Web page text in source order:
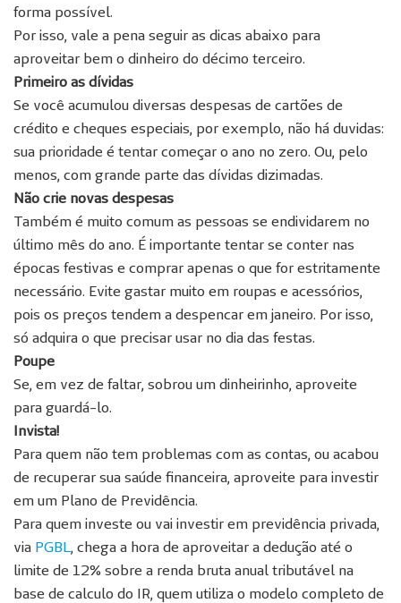
forma possível.
Por isso, vale a pena seguir as dicas abaixo para
aproveitar bem o dinheiro do décimo terceiro.
Primeiro as dívidas
Se você acumulou diversas despesas de cartões de
crédito e cheques especiais, por exemplo, não há duvidas:
sua prioridade é tentar começar o ano no zero. Ou, pelo
menos, com grande parte das dívidas dizimadas.
Não crie novas despesas
Também é muito comum as pessoas se endividarem no
último mês do ano. É importante tentar se conter nas
épocas festivas e comprar apenas o que for estritamente
necessário. Evite gastar muito em roupas e acessórios,
pois os preços tendem a despencar em janeiro. Por isso,
só adquira o que precisar usar no dia das festas.
Poupe
Se, em vez de faltar, sobrou um dinheirinho, aproveite
para guardá-lo.
Invista!
Para quem não tem problemas com as contas, ou acabou
de recuperar sua saúde financeira, aproveite para investir
em um Plano de Previdência.
Para quem investe ou vai investir em previdência privada,
via PGBL , chega a hora de aproveitar a dedução até o
limite de 12% sobre a renda bruta anual tributável na
base de calculo do IR, quem utiliza o modelo completo de